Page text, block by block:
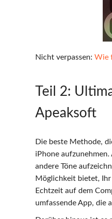
Nicht verpassen: Wie
Teil 2:
Apeaksoft
Die beste Methode,
iPhone
andere Töne
Möglichkeit bietet, Ihr
Echtzeit auf dem
umfassende App, die